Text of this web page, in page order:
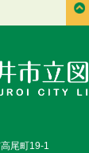
尾町19-1